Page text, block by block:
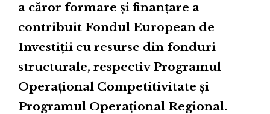
a căror formare și finanțare a
contribuit Fondul European de
Investiții cu resurse din fonduri
structurale, respectiv Programul
Operațional Competitivitate și
Programul Operațional Regional.